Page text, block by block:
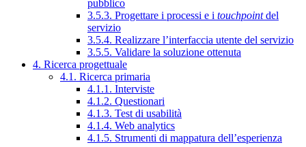
pubblico
3.5.3. Progettare i processi e i touchpointdel
servizio
3.5.4. Realizzare l’interfaccia utente del servizio
3.5.5. Validare la soluzione ottenuta
4. Ricerca progettuale
4.1. Ricerca primaria
4.1.1. Interviste
4.1.2. Questionari
4.1.3. Test di usabilità
4.1.4. Web analytics
4.1.5. Strumenti di mappatura dell’esperienza